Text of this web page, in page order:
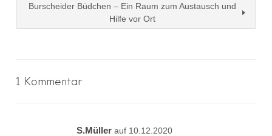
Burscheider Büdchen – Ein Raum zum Austausch und
Hilfe vor Ort
1 Kommentar
S.Müller auf 10.12.2020